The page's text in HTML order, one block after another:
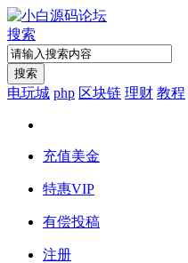
搜索
搜索
电玩城 php 区块链 理财 教程
充值美金
特惠VIP
有偿投稿
注册